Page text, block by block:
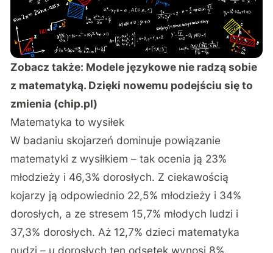
Zobacz także: Modele językowe nie radzą sobie
z matematyką. Dzięki nowemu podejściu się to
zmienia (chip.pl)
Matematyka to wysiłek
W badaniu skojarzeń dominuje powiązanie
matematyki z wysiłkiem – tak ocenia ją 23%
młodzieży i 46,3% dorosłych. Z ciekawością
kojarzy ją odpowiednio 22,5% młodzieży i 34%
dorosłych, a ze stresem 15,7% młodych ludzi i
37,3% dorosłych. Aż 12,7% dzieci matematyka
nudzi – u dorosłych ten odsetek wynosi 8%.